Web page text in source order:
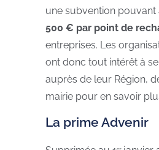
une subvention pouvant
500 € par point de
entreprises. Les
ont donc tout intérêt à
auprès de leur Région,
mairie pour en savoir
La prime Advenir